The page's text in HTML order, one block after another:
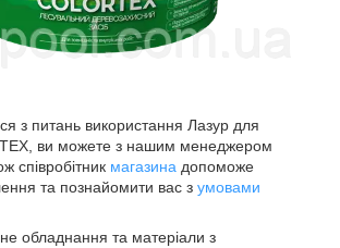
з питань використання Лазур для
ви можете з нашим менеджером
співробітник магазина допоможе
та познайомити вас з умовами
обладнання та матеріали з